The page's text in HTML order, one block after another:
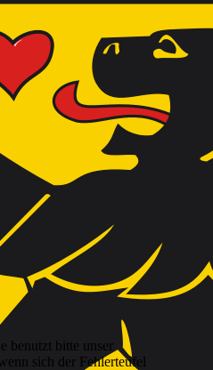
benutzt bitte unser
sich der Fehlerteufel